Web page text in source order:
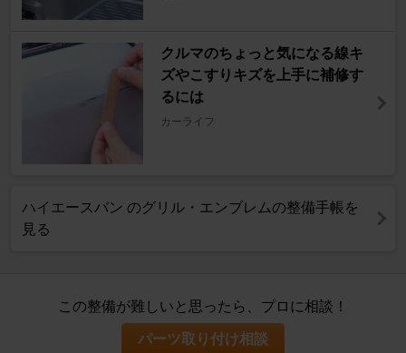
クルマのちょっと気になる線キ
ズやこすりキズを上手に補修す
るには
カーライフ
ハイエースバン のグリル・エンブレムの整備手帳を
見る
この整備が難しいと思ったら、プロに相談！
パーツ取り付け相談